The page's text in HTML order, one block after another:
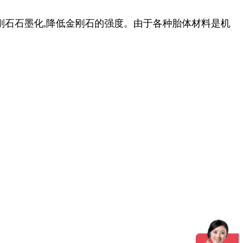
石墨化,降低金刚石的强度。由于各种胎体材料是机